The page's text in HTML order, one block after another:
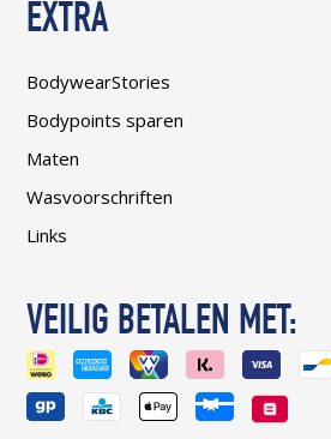
EXTRA
BodywearStories
Bodypoints sparen
Maten
Wasvoorschriften
Links
VEILIG BETALEN MET: